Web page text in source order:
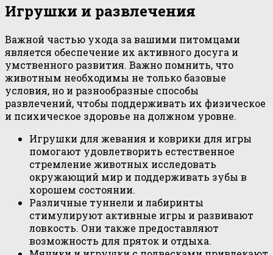
Игрушки и развлечения
Важной частью ухода за вашими питомцами
является обеспечение их активного досуга и
умственного развития. Важно помнить, что
животным необходимы не только базовые
условия, но и разнообразные способы
развлечений, чтобы поддерживать их физическое
и психическое здоровье на должном уровне.
Игрушки для жевания и коврики для игры
помогают удовлетворить естественное
стремление животных исследовать
окружающий мир и поддерживать зубы в
хорошем состоянии.
Различные туннели и лабиринты
стимулируют активные игры и развивают
ловкость. Они также предоставляют
возможность для пряток и отдыха.